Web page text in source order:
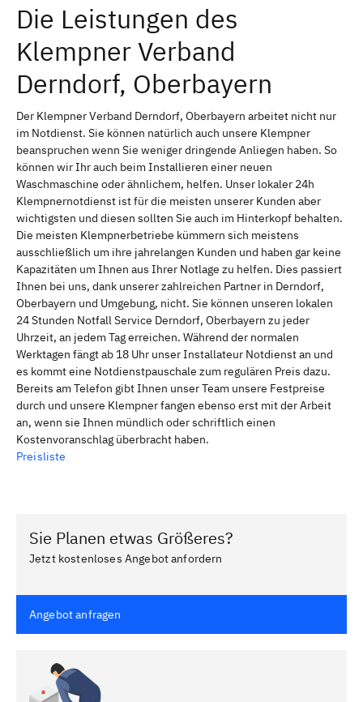
Die Leistungen des
Klempner Verband
Derndorf, Oberbayern
Der Klempner Verband Derndorf, Oberbayern arbeitet nicht nur
im Notdienst. Sie können natürlich auch unsere Klempner
beanspruchen wenn Sie weniger dringende Anliegen haben. So
können wir Ihr auch beim Installieren einer neuen
Waschmaschine oder ähnlichem, helfen. Unser lokaler 24h
Klempnernotdienst ist für die meisten unserer Kunden aber
wichtigsten und diesen sollten Sie auch im Hinterkopf behalten.
Die meisten Klempnerbetriebe kümmern sich meistens
ausschließlich um ihre jahrelangen Kunden und haben gar keine
Kapazitäten um Ihnen aus Ihrer Notlage zu helfen. Dies passiert
Ihnen bei uns, dank unserer zahlreichen Partner in Derndorf,
Oberbayern und Umgebung, nicht. Sie können unseren lokalen
24 Stunden Notfall Service Derndorf, Oberbayern zu jeder
Uhrzeit, an jedem Tag erreichen. Während der normalen
Werktagen fängt ab 18 Uhr unser Installateur Notdienst an und
es kommt eine Notdienstpauschale zum regulären Preis dazu.
Bereits am Telefon gibt Ihnen unser Team unsere Festpreise
durch und unsere Klempner fangen ebenso erst mit der Arbeit
an, wenn sie Ihnen mündlich oder schriftlich einen
Kostenvoranschlag überbracht haben.
Preisliste
Sie Planen etwas Größeres?
Jetzt kostenloses Angebot anfordern
Angebot anfragen